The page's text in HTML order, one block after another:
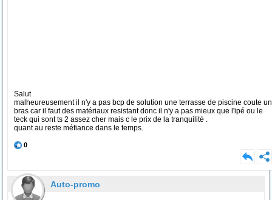
Salut
malheureusement il n'y a pas bcp de solution une terrasse de piscine coute un
bras car il faut des matériaux resistant donc il n'y a pas mieux que l'ipé ou le
teck qui sont ts 2 assez cher mais c le prix de la tranquilité .
quant au reste méfiance dans le temps.
0
Auto-promo